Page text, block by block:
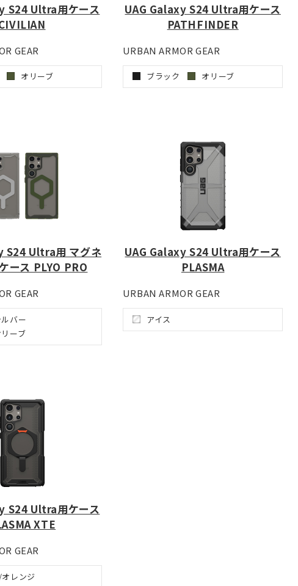
S24 Ultra用ケース
GEAR
オリーブ
UAG Galaxy S24 Ultra用ケース
PATHFINDER
URBAN ARMOR GEAR
ブラック オリーブ
S24 Ultra用 マグネ
ース PLYO PRO
GEAR
バー
ーブ
UAG Galaxy S24 Ultra用ケース
PLASMA
URBAN ARMOR GEAR
アイス
S24 Ultra用ケース
XTE
GEAR
レンジ